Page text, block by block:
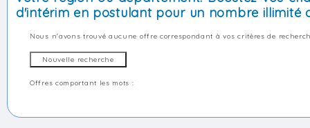
d'intérim en postulant pour un nombre illimité
Nous n'avons trouvé aucune offre correspondant à vos critères de
Offres comportant les mots :